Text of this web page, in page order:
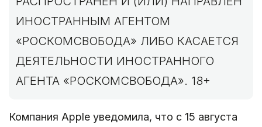
ИНОСТРАННЫМ АГЕНТОМ
«РОСКОМСВОБОДА» ЛИБО КАСАЕТСЯ
ДЕЯТЕЛЬНОСТИ ИНОСТРАННОГО
АГЕНТА «РОСКОМСВОБОДА». 18+
Компания Apple уведомила, что с 15 августа